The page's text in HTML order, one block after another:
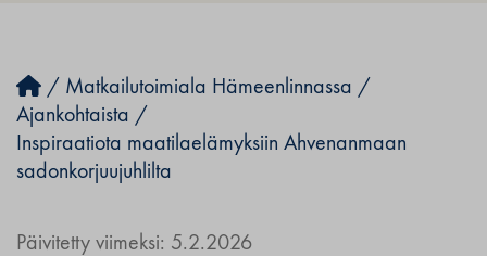
/ Matkailutoimiala Hämeenlinnassa /
Ajankohtaista /
Inspiraatiota maatilaelämyksiin Ahvenanmaan
sadonkorjuujuhlilta
Päivitetty viimeksi: 5.2.2026